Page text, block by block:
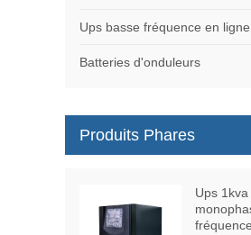
Ups basse fréquence en ligne
Batteries d'onduleurs
Produits Phares
Ups 1kva